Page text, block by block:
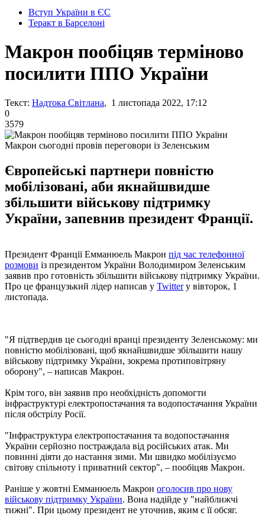
Вступ України в ЄС
Теракт в Барселоні
Макрон пообіцяв терміново
посилити ППО України
Текст: Надтока Світлана, 1 листопада 2022, 17:12
0
3579
Макрон сьогодні провів переговори із Зеленським
Європейські партнери повністю
мобілізовані, аби якнайшвидше
збільшити військову підтримку
України, запевнив президент Франції.
Президент Франції Емманюель Макрон під час телефонної
розмови із президентом України Володимиром Зеленським
заявив про готовність збільшити військову підтримку України.
Про це французький лідер написав у Twitterу вівторок, 1
листопада.
"Я підтвердив це сьогодні вранці президенту Зеленському: ми
повністю мобілізовані, щоб якнайшвидше збільшити нашу
військову підтримку України, зокрема протиповітряну
оборону", – написав Макрон.
Крім того, він заявив про необхідність допомогти
інфраструктурі електропостачання та водопостачання України
після обстрілу Росії.
"Інфраструктура електропостачання та водопостачання
України серйозно постраждала від російських атак. Ми
повинні діяти до настання зими. Ми швидко мобілізуємо
світову спільноту і приватний сектор", – пообіцяв Макрон.
Раніше у жовтні Емманюель Макрон оголосив про нову
військову підтримку України. Вона надійде у "найближчі
тижні". При цьому президент не уточнив, яким є її обсяг.